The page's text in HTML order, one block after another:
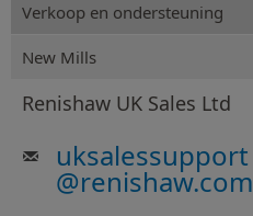
Verkoop en ondersteuning
New Mills
Renishaw UK Sales Ltd
uksalessupport
@renishaw.com